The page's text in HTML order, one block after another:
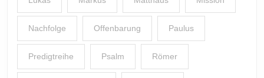
Nachfolge Offenbarung Paulus
Predigtreihe Psalm Römer